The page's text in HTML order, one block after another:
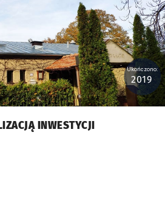
Ukończono:
2019
INWESTYCJI